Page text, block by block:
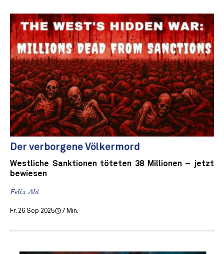
Der verborgene Völkermord
Westliche Sanktionen töteten 38 Millionen – jetzt
bewiesen
Felix Abt
Fr. 26 Sep 2025 7 Min.